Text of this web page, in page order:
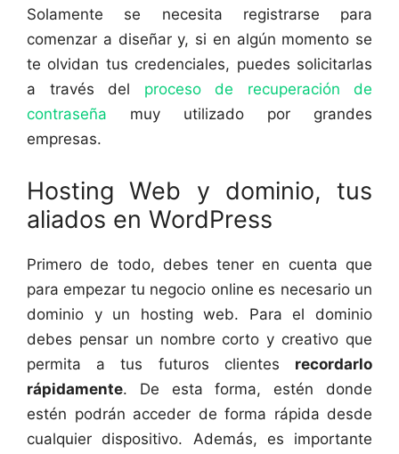
Solamente se necesita registrarse para
comenzar a diseñar y, si en algún momento se
te olvidan tus credenciales, puedes solicitarlas
a través del proceso de recuperación de
contraseña muy utilizado por grandes
empresas.
Hosting Web y dominio, tus
aliados en WordPress
Primero de todo, debes tener en cuenta que
para empezar tu negocio online es necesario un
dominio y un hosting web. Para el dominio
debes pensar un nombre corto y creativo que
permita a tus futuros clientes recordarlo
rápidamente. De esta forma, estén donde
estén podrán acceder de forma rápida desde
cualquier dispositivo. Además, es importante